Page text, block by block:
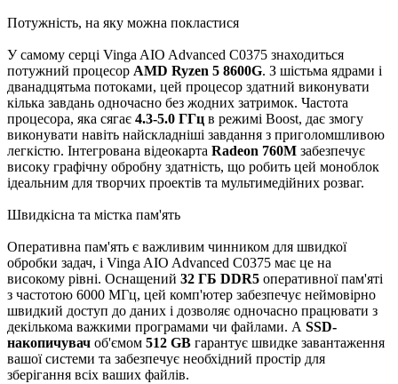
Потужність, на яку можна покластися
У самому серці Vinga AIO Advanced C0375 знаходиться
потужний процесор AMD Ryzen 5 8600G. З шістьма ядрами і
дванадцятьма потоками, цей процесор здатний виконувати
кілька завдань одночасно без жодних затримок. Частота
процесора, яка сягає 4.3-5.0 ГГц в режимі Boost, дає змогу
виконувати навіть найскладніші завдання з приголомшливою
легкістю. Інтегрована відеокарта Radeon 760M забезпечує
високу графічну обробну здатність, що робить цей моноблок
ідеальним для творчих проектів та мультимедійних розваг.
Швидкісна та містка пам'ять
Оперативна пам'ять є важливим чинником для швидкої
обробки задач, і Vinga AIO Advanced C0375 має це на
високому рівні. Оснащений 32 ГБ DDR5 оперативної пам'яті
з частотою 6000 МГц, цей комп'ютер забезпечує неймовірно
швидкий доступ до даних і дозволяє одночасно працювати з
декількома важкими програмами чи файлами. А SSD-
накопичувач об'ємом 512 GB гарантує швидке завантаження
вашої системи та забезпечує необхідний простір для
зберігання всіх ваших файлів.